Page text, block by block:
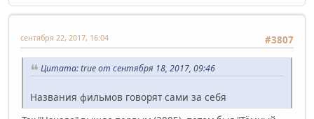
#3807
сентября 22, 2017, 16:04
Цитата: true от сентября 18, 2017, 09:46
Названия фильмов говорят сами за себя